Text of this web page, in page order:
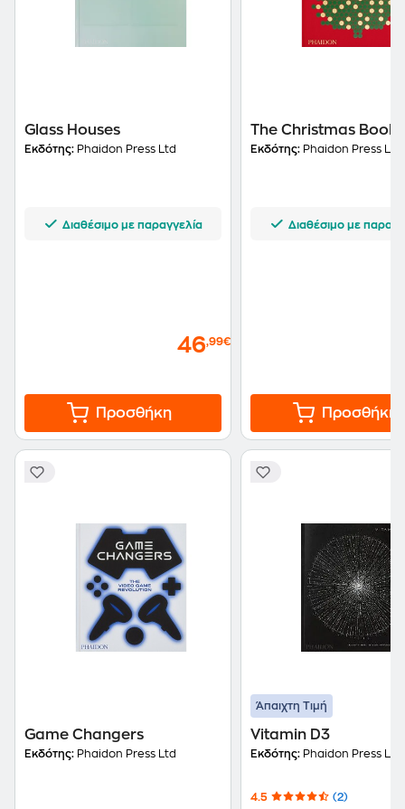
Glass Houses
Εκδότης: Phaidon Press Ltd
Διαθέσιμο με παραγγελία
46,99€
Προσθήκη
The Christmas Book
Εκδότης: Phaidon Press Ltd
Διαθέσιμο με
Προσθήκη
Game Changers
Εκδότης: Phaidon Press Ltd
Άπαιχτη Τιμή
Vitamin D3
Εκδότης: Phaidon Press Ltd
4.5 (2)